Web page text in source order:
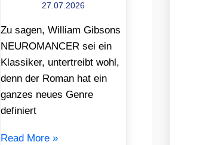
27.07.2026
Zu sagen, William Gibsons
NEUROMANCER sei ein
Klassiker, untertreibt wohl,
denn der Roman hat ein
ganzes neues Genre
definiert
Read More »